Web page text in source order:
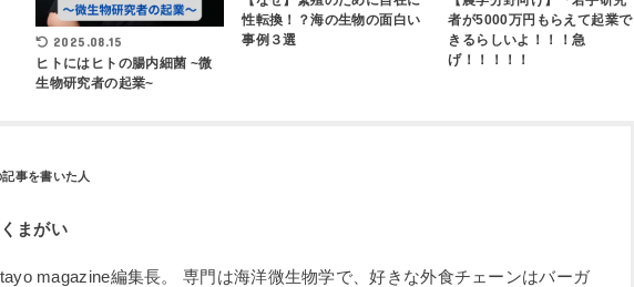
2025.08.15
ヒトにはヒトの腸内細菌 ~微
生物研究者の起業~
性転換！？海の生物の面白い
事例３選
者が5000万円もらえて起業で
きるらしいよ！！！急
げ！！！！！
くまがい
tayo magazine編集長。 専門は海洋微生物学で、好きな外食チェーンはバーガ